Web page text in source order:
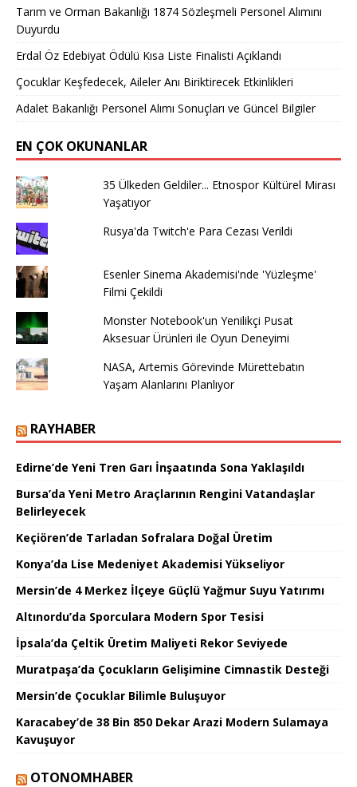
Tarım ve Orman Bakanlığı 1874 Sözleşmeli Personel Alımını
Duyurdu
Erdal Öz Edebiyat Ödülü Kısa Liste Finalisti Açıklandı
Çocuklar Keşfedecek, Aileler Anı Biriktirecek Etkinlikleri
Adalet Bakanlığı Personel Alımı Sonuçları ve Güncel Bilgiler
EN ÇOK OKUNANLAR
35 Ülkeden Geldiler... Etnospor Kültürel Mirası
Yaşatıyor
Rusya'da Twitch'e Para Cezası Verildi
Esenler Sinema Akademisi'nde 'Yüzleşme'
Filmi Çekildi
Monster Notebook'un Yenilikçi Pusat
Aksesuar Ürünleri ile Oyun Deneyimi
NASA, Artemis Görevinde Mürettebatın
Yaşam Alanlarını Planlıyor
RAYHABER
Edirne’de Yeni Tren Garı İnşaatında Sona Yaklaşıldı
Bursa’da Yeni Metro Araçlarının Rengini Vatandaşlar
Belirleyecek
Keçiören’de Tarladan Sofralara Doğal Üretim
Konya’da Lise Medeniyet Akademisi Yükseliyor
Mersin’de 4 Merkez İlçeye Güçlü Yağmur Suyu Yatırımı
Altınordu’da Sporculara Modern Spor Tesisi
İpsala’da Çeltik Üretim Maliyeti Rekor Seviyede
Muratpaşa’da Çocukların Gelişimine Cimnastik Desteği
Mersin’de Çocuklar Bilimle Buluşuyor
Karacabey’de 38 Bin 850 Dekar Arazi Modern Sulamaya
Kavuşuyor
OTONOMHABER